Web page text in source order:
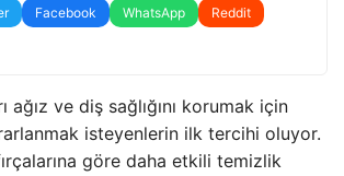
Facebook WhatsApp
Reddit
ağız ve diş sağlığını korumak için
isteyenlerin ilk tercihi oluyor.
göre daha etkili temizlik